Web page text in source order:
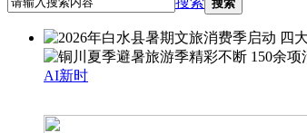
搜索
AI新时